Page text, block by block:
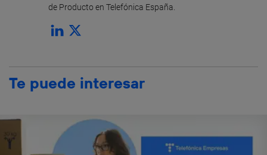
de Producto en Telefónica España.
Te puede interesar